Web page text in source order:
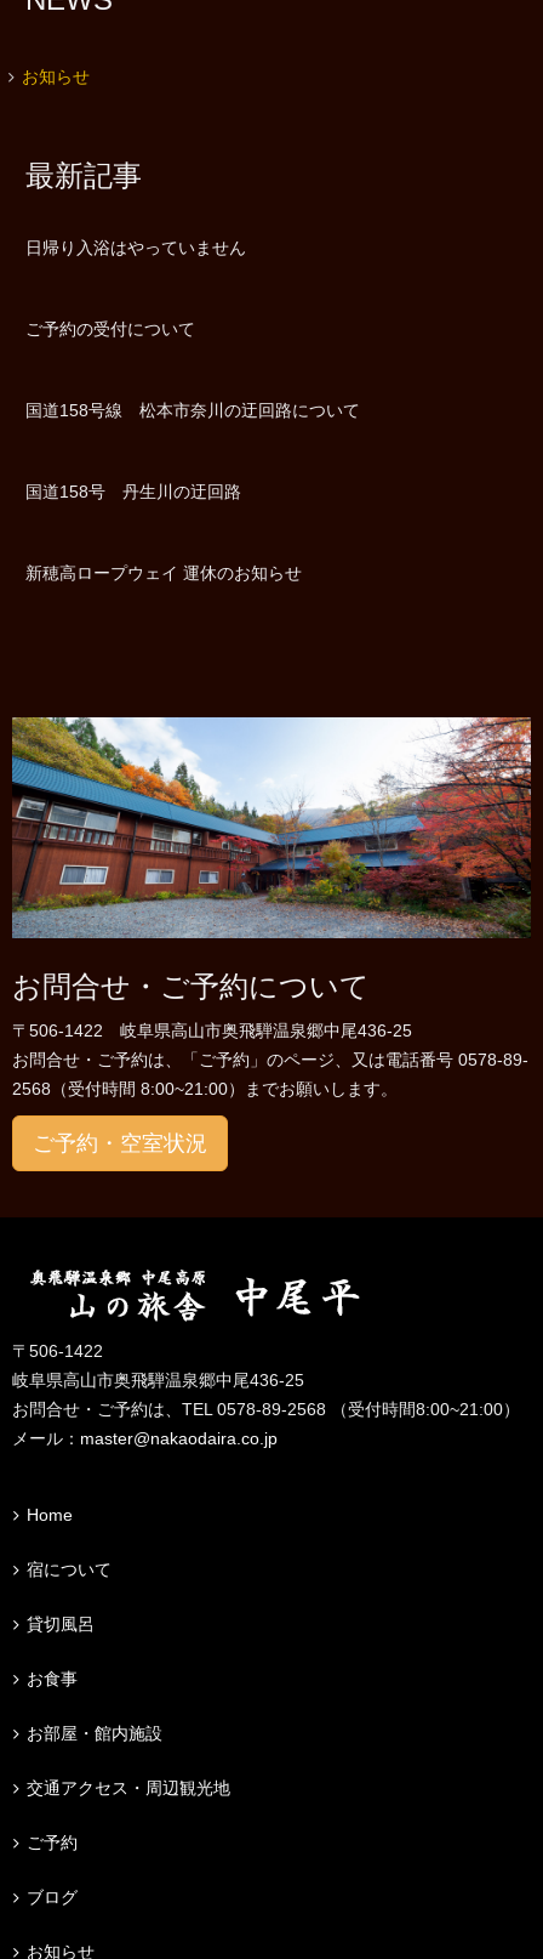
お知らせ
最新記事
日帰り入浴はやっていません
ご予約の受付について
国道158号線 松本市奈川の迂回路について
国道158号 丹生川の迂回路
新穂高ロープウェイ 運休のお知らせ
お問合せ・ご予約について
〒506-1422 岐阜県高山市奥飛騨温泉郷中尾436-25
お問合せ・ご予約は、「ご予約」のページ、又は電話番号 0578-89-
2568（受付時間 8:00~21:00）までお願いします。
ご予約・空室状況
〒506-1422
岐阜県高山市奥飛騨温泉郷中尾436-25
お問合せ・ご予約は、TEL 0578-89-2568 （受付時間8:00~21:00）
メール： master@nakaodaira.co.jp
Home
宿について
貸切風呂
お食事
お部屋・館内施設
交通アクセス・周辺観光地
ご予約
ブログ
お知らせ